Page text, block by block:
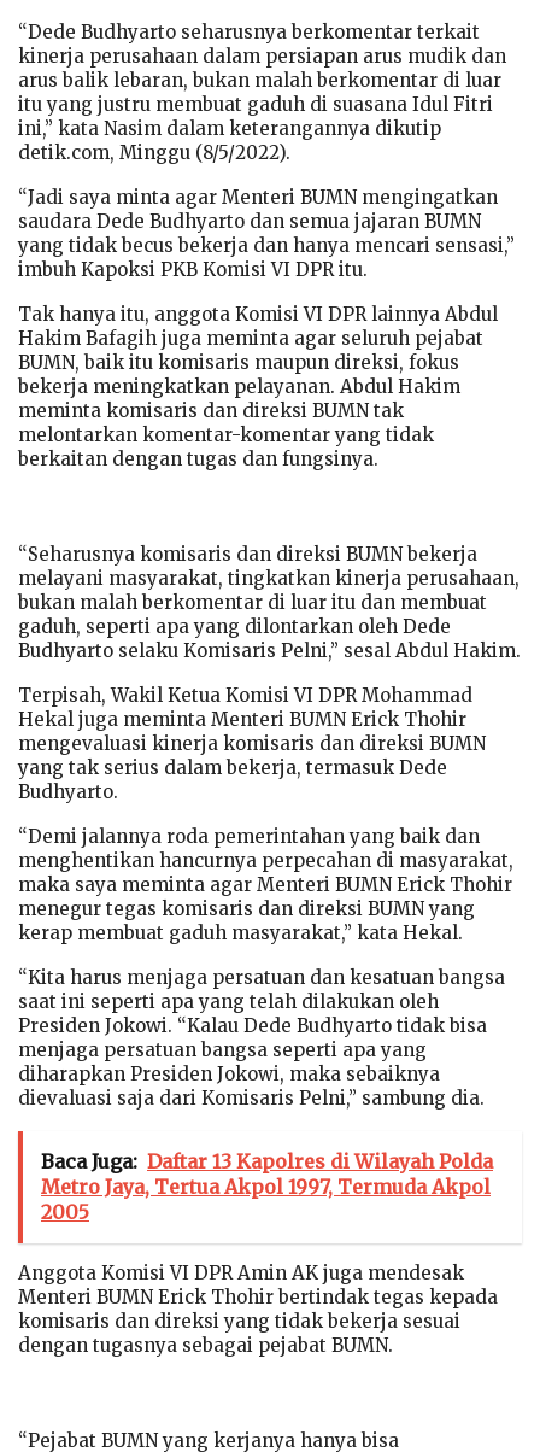
“Dede Budhyarto seharusnya berkomentar terkait
kinerja perusahaan dalam persiapan arus mudik dan
arus balik lebaran, bukan malah berkomentar di luar
itu yang justru membuat gaduh di suasana Idul Fitri
ini,” kata Nasim dalam keterangannya dikutip
detik.com, Minggu (8/5/2022).
“Jadi saya minta agar Menteri BUMN mengingatkan
saudara Dede Budhyarto dan semua jajaran BUMN
yang tidak becus bekerja dan hanya mencari sensasi,”
imbuh Kapoksi PKB Komisi VI DPR itu.
Tak hanya itu, anggota Komisi VI DPR lainnya Abdul
Hakim Bafagih juga meminta agar seluruh pejabat
BUMN, baik itu komisaris maupun direksi, fokus
bekerja meningkatkan pelayanan. Abdul Hakim
meminta komisaris dan direksi BUMN tak
melontarkan komentar-komentar yang tidak
berkaitan dengan tugas dan fungsinya.
“Seharusnya komisaris dan direksi BUMN bekerja
melayani masyarakat, tingkatkan kinerja perusahaan,
bukan malah berkomentar di luar itu dan membuat
gaduh, seperti apa yang dilontarkan oleh Dede
Budhyarto selaku Komisaris Pelni,” sesal Abdul Hakim.
Terpisah, Wakil Ketua Komisi VI DPR Mohammad
Hekal juga meminta Menteri BUMN Erick Thohir
mengevaluasi kinerja komisaris dan direksi BUMN
yang tak serius dalam bekerja, termasuk Dede
Budhyarto.
“Demi jalannya roda pemerintahan yang baik dan
menghentikan hancurnya perpecahan di masyarakat,
maka saya meminta agar Menteri BUMN Erick Thohir
menegur tegas komisaris dan direksi BUMN yang
kerap membuat gaduh masyarakat,” kata Hekal.
“Kita harus menjaga persatuan dan kesatuan bangsa
saat ini seperti apa yang telah dilakukan oleh
Presiden Jokowi. “Kalau Dede Budhyarto tidak bisa
menjaga persatuan bangsa seperti apa yang
diharapkan Presiden Jokowi, maka sebaiknya
dievaluasi saja dari Komisaris Pelni,” sambung dia.
Baca Juga: Daftar 13 Kapolres di Wilayah Polda
Metro Jaya, Tertua Akpol 1997, Termuda Akpol
2005
Anggota Komisi VI DPR Amin AK juga mendesak
Menteri BUMN Erick Thohir bertindak tegas kepada
komisaris dan direksi yang tidak bekerja sesuai
dengan tugasnya sebagai pejabat BUMN.
“Pejabat BUMN yang kerjanya hanya bisa